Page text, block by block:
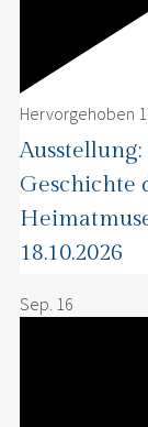
Hervorgehoben
Geschichte
18.10.2026
Sep. 16